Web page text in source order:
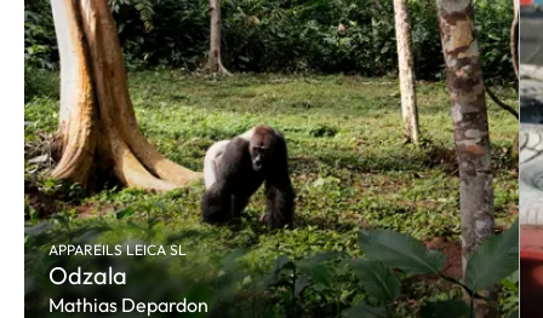
APPAREILS LEICA SL
Odzala
Mathias Depardon